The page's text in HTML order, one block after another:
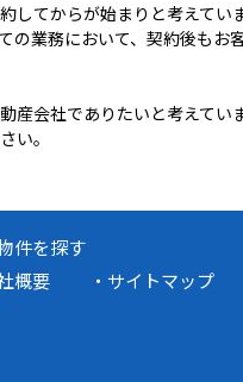
してからが始まりと考えていま
の業務において、契約後も
会社でありたいと考えていま
い。
件を探す
概要 サイトマップ